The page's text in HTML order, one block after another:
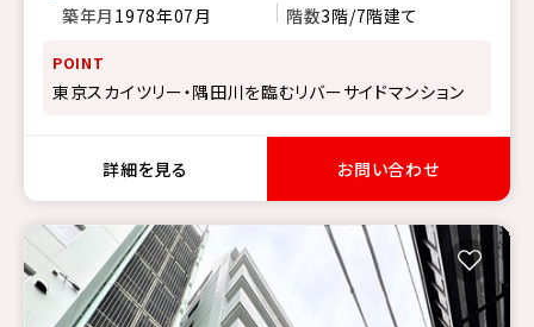
築年月 1978年07月 階数3階/7階建て
POINT
東京スカイツリー・隅田川を臨むリバーサイドマンション
詳細を見る お問い合わせ